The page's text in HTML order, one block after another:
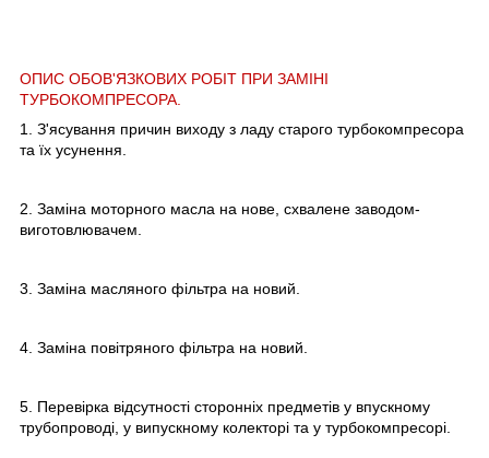
ОПИС ОБОВ'ЯЗКОВИХ РОБІТ ПРИ ЗАМІНІ
ТУРБОКОМПРЕСОРА.
1. З'ясування причин виходу з ладу старого турбокомпресора
та їх усунення.
2. Заміна моторного масла на нове, схвалене заводом-
виготовлювачем.
3. Заміна масляного фільтра на новий.
4. Заміна повітряного фільтра на новий.
5. Перевірка відсутності сторонніх предметів у впускному
трубопроводі, у випускному колекторі та у турбокомпресорі.